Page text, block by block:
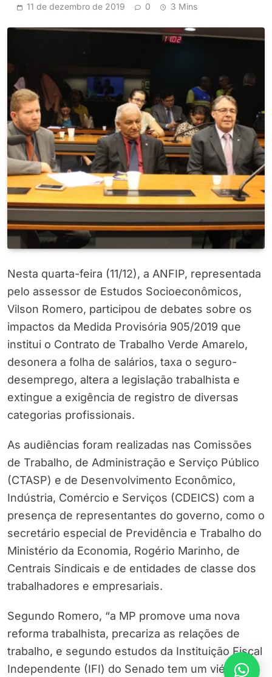
11 de dezembro de 2019 0 3 Mins
Nesta quarta-feira (11/12), a ANFIP, representada
pelo assessor de Estudos Socioeconômicos,
Vilson Romero, participou de debates sobre os
impactos da Medida Provisória 905/2019 que
institui o Contrato de Trabalho Verde Amarelo,
desonera a folha de salários, taxa o seguro-
desemprego, altera a legislação trabalhista e
extingue a exigência de registro de diversas
categorias profissionais.
As audiências foram realizadas nas Comissões
de Trabalho, de Administração e Serviço Público
(CTASP) e de Desenvolvimento Econômico,
Indústria, Comércio e Serviços (CDEICS) com a
presença de representantes do governo, como o
secretário especial de Previdência e Trabalho do
Ministério da Economia, Rogério Marinho, de
Centrais Sindicais e de entidades de classe dos
trabalhadores e empresariais.
Segundo Romero, “a MP promove uma nova
reforma trabalhista, precariza as relações de
trabalho, e segundo estudos da Instituição Fiscal
Independente (IFI) do Senado tem um viés